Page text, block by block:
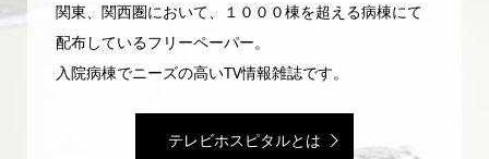
関東、関西圏において、１０００棟を超える病棟にて
配布しているフリーペーパー。
入院病棟でニーズの高いTV情報雑誌です。
テレビホスピタルとは